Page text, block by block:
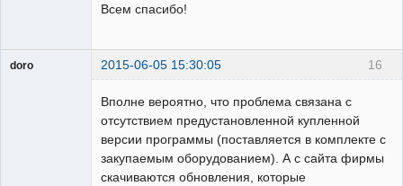
Всем спасибо!
16
doro 2015-06-05 15:30:05
Вполне вероятно, что проблема связана с
отсутствием предустановленной купленной
версии программы (поставляется в комплекте с
закупаемым оборудованием). А с сайта фирмы
скачиваются обновления, которые